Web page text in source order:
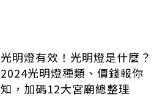
光明燈有效！光明燈是什麼？
2024光明燈種類、價錢報你
知，加碼12大宮廟總整理